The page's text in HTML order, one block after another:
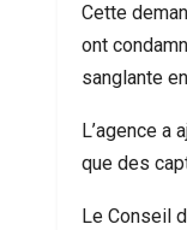
Cette
ont
sanglante
L’agence
que des
Le Conseil